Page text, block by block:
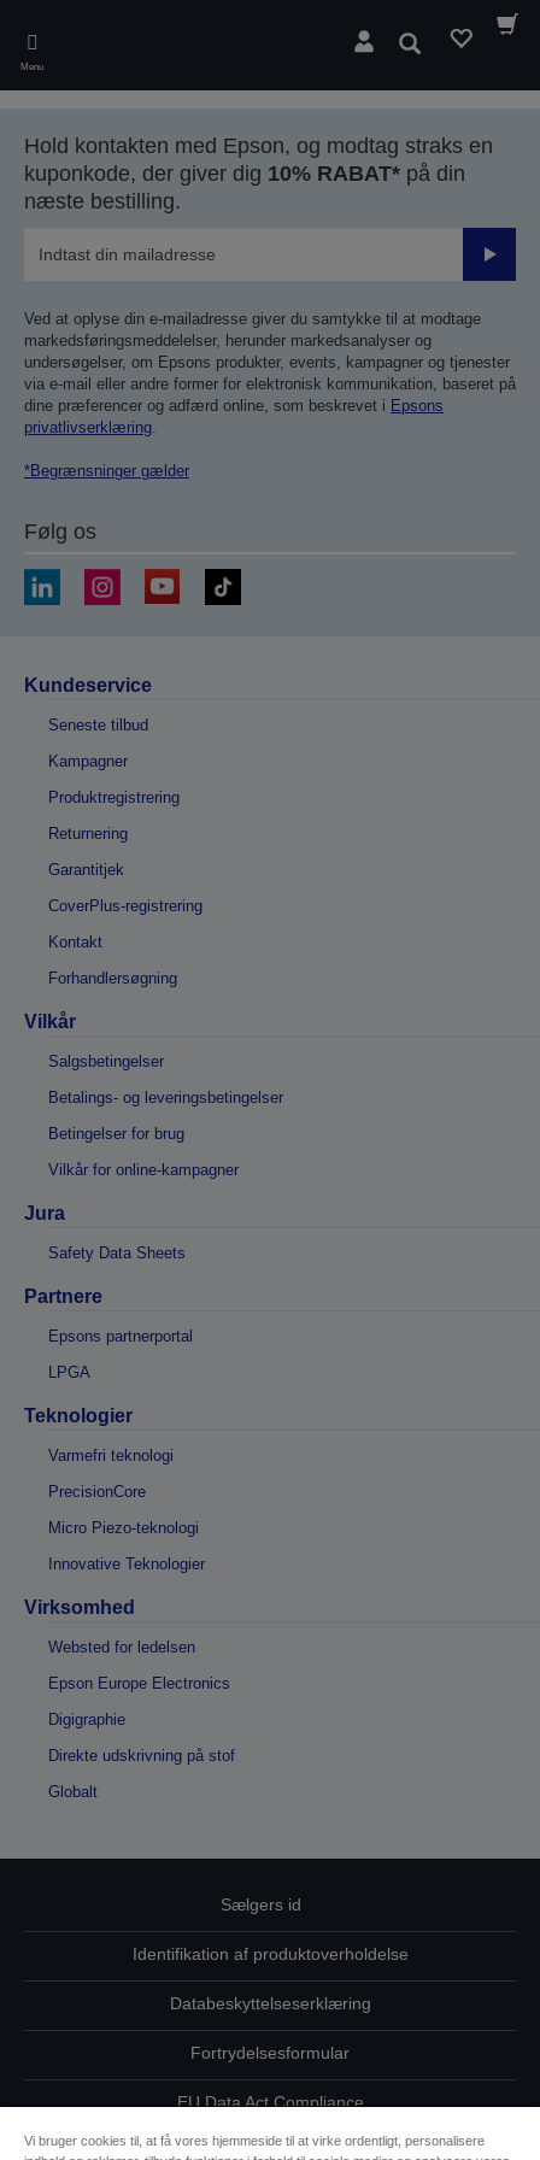
main
content
Menu
Søg
Hold kontakten med Epson, og modtag straks en
kuponkode, der giver dig 10% RABAT* på din
næste bestilling.
Send
Ved at oplyse din e-mailadresse giver du samtykke til at modtage
markedsføringsmeddelelser, herunder markedsanalyser og
undersøgelser, om Epsons produkter, events, kampagner og tjenester
via e-mail eller andre former for elektronisk kommunikation, baseret på
dine præferencer og adfærd online, som beskrevet i Epsons
privatlivserklæring.
*Begrænsninger gælder
Følg os
Kundeservice
Seneste tilbud
Kampagner
Produktregistrering
Returnering
Garantitjek
CoverPlus-registrering
Kontakt
Forhandlersøgning
Vilkår
Salgsbetingelser
Betalings- og leveringsbetingelser
Betingelser for brug
Vilkår for online-kampagner
Jura
Safety Data Sheets
Partnere
Epsons partnerportal
LPGA
Teknologier
Varmefri teknologi
PrecisionCore
Micro Piezo-teknologi
Innovative Teknologier
Virksomhed
Websted for ledelsen
Epson Europe Electronics
Digigraphie
Direkte udskrivning på stof
Globalt
Sælgers id
Identifikation af produktoverholdelse
Databeskyttelseserklæring
Fortrydelsesformular
EU Data Act Compliance
Kontakt os vedrørende dine data
Vi bruger cookies til, at få vores hjemmeside til at virke ordentligt, personalisere